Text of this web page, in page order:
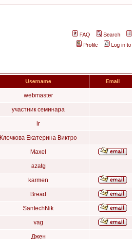
FAQ
Search
Profile
Log in
Username Email
webmaster
участник семинара
ir
Клочкова Екатерина Виктро
Maxel
azatg
karmen
Bread
SantechNik
vag
Джен